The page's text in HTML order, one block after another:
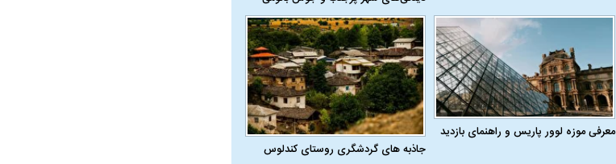
معرفی موزه لوور پاریس و راهنمای بازدید
جاذبه های گردشگری روستای کندلوس